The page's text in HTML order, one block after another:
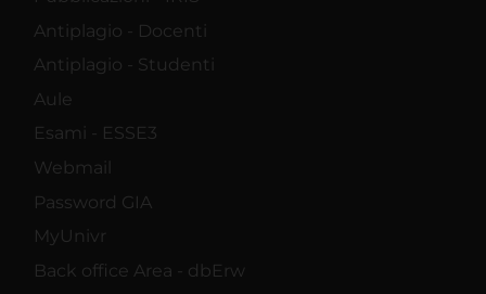
Antiplagio - Docenti
Antiplagio - Studenti
Aule
Esami - ESSE3
Webmail
Password GIA
MyUnivr
Back office Area - dbErw